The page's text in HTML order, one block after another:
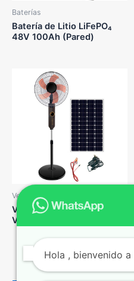
Baterías
Batería de Litio LiFePO₄
48V 100Ah (Pared)
Ventiladores Solares
Ventilador Solar de Pie
VP20W
Hola , bienvenido a